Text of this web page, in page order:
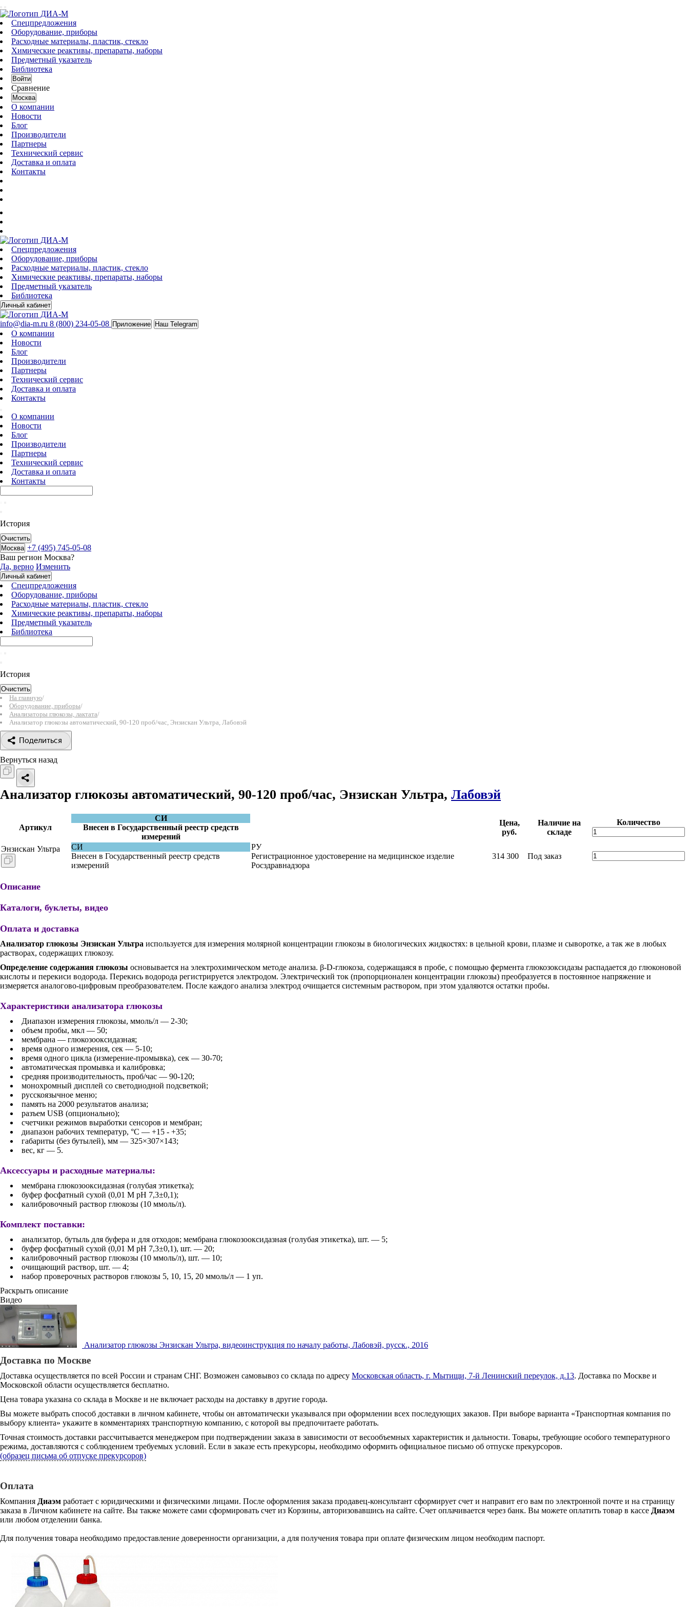
Спецпредложения
Оборудование, приборы
Расходные материалы, пластик, стекло
Химические реактивы, препараты, наборы
Предметный указатель
Библиотека
Войти
Сравнение
Москва
О компании
Новости
Блог
Производители
Партнеры
Технический сервис
Доставка и оплата
Контакты
Спецпредложения
Оборудование, приборы
Расходные материалы, пластик, стекло
Химические реактивы, препараты, наборы
Предметный указатель
Библиотека
Личный кабинет
info@dia-m.ru 8 (800) 234-05-08 Приложение Наш Telegram
О компании
Новости
Блог
Производители
Партнеры
Технический сервис
Доставка и оплата
Контакты
О компании
Новости
Блог
Производители
Партнеры
Технический сервис
Доставка и оплата
Контакты
История
Очистить
Москва +7 (495) 745-05-08
Ваш регион Москва?
Да, верно Изменить
Личный кабинет
Спецпредложения
Оборудование, приборы
Расходные материалы, пластик, стекло
Химические реактивы, препараты, наборы
Предметный указатель
Библиотека
История
Очистить
На главную/
Оборудование, приборы/
Анализаторы глюкозы, лактата/
Анализатор глюкозы автоматический, 90-120 проб/час, Энзискан Ультра, Лабовэй
Поделиться
Вернуться назад
Анализатор глюкозы автоматический, 90-120 проб/час, Энзискан Ультра, Лабовэй
Артикул
СИ
Внесен в Государственный реестр средств
измерений
Цена,
руб.
Наличие на
складе
Количество
Энзискан Ультра
СИ
Внесен в Государственный реестр средств
измерений
РУ
Регистрационное удостоверение на медицинское изделие
Росздравнадзора
314 300 Под заказ
Описание
Каталоги, буклеты, видео
Оплата и доставка
Анализатор глюкозы Энзискан Ультра используется для измерения молярной концентрации глюкозы в биологических жидкостях: в цельной крови, плазме и сыворотке, а так же в любых
растворах, содержащих глюкозу.
Определение содержания глюкозы основывается на электрохимическом методе анализа. β-D-глюкоза, содержащаяся в пробе, с помощью фермента глюкозоксидазы распадается до глюконовой
кислоты и перекиси водорода. Перекись водорода регистрируется электродом. Электрический ток (пропорционален концентрации глюкозы) преобразуется в постоянное напряжение и
измеряется аналогово-цифровым преобразователем. После каждого анализа электрод очищается системным раствором, при этом удаляются остатки пробы.
Характеристики анализатора глюкозы
Диапазон измерения глюкозы, ммоль/л — 2-30;
объем пробы, мкл — 50;
мембрана — глюкозооксидазная;
время одного измерения, сек — 5-10;
время одного цикла (измерение-промывка), сек — 30-70;
автоматическая промывка и калибровка;
средняя производительность, проб/час — 90-120;
монохромный дисплей со светодиодной подсветкой;
русскоязычное меню;
память на 2000 результатов анализа;
разъем USB (опционально);
счетчики режимов выработки сенсоров и мембран;
диапазон рабочих температур, °С — +15 - +35;
габариты (без бутылей), мм — 325×307×143;
вес, кг — 5.
Аксессуары и расходные материалы:
мембрана глюкозооксидазная (голубая этикетка);
буфер фосфатный сухой (0,01 M pH 7,3±0,1);
калибровочный раствор глюкозы (10 ммоль/л).
Комплект поставки:
анализатор, бутыль для буфера и для отходов; мембрана глюкозооксидазная (голубая этикетка), шт. — 5;
буфер фосфатный сухой (0,01 M pH 7,3±0,1), шт. — 20;
калибровочный раствор глюкозы (10 ммоль/л), шт. — 10;
очищающий раствор, шт. — 4;
набор проверочных растворов глюкозы 5, 10, 15, 20 ммоль/л — 1 уп.
Раскрыть описание
Видео
Анализатор глюкозы Энзискан Ультра, видеоинструкция по началу работы, Лабовэй, русск., 2016
Доставка по Москве
Доставка осуществляется по всей России и странам СНГ. Возможен самовывоз со склада по адресу Московская область, г. Мытищи, 7-й Ленинский переулок, д.13. Доставка по Москве и
Московской области осуществляется бесплатно.
Цена товара указана со склада в Москве и не включает расходы на доставку в другие города.
Вы можете выбрать способ доставки в личном кабинете, чтобы он автоматически указывался при оформлении всех последующих заказов. При выборе варианта «Транспортная компания по
выбору клиента» укажите в комментариях транспортную компанию, с которой вы предпочитаете работать.
Точная стоимость доставки рассчитывается менеджером при подтверждении заказа в зависимости от весообъемных характеристик и дальности. Товары, требующие особого температурного
режима, доставляются с соблюдением требуемых условий. Если в заказе есть прекурсоры, необходимо оформить официальное письмо об отпуске прекурсоров.
(образец письма об отпуске прекурсоров)
Оплата
Компания Диаэм работает с юридическими и физическими лицами. После оформления заказа продавец-консультант сформирует счет и направит его вам по электронной почте и на страницу
заказа в Личном кабинете на сайте. Вы также можете сами сформировать счет из Корзины, авторизовавшись на сайте. Счет оплачивается через банк. Вы можете оплатить товар в кассе Диаэм
или любом отделении банка.
Для получения товара необходимо предоставление доверенности организации, а для получения товара при оплате физическим лицом необходим паспорт.